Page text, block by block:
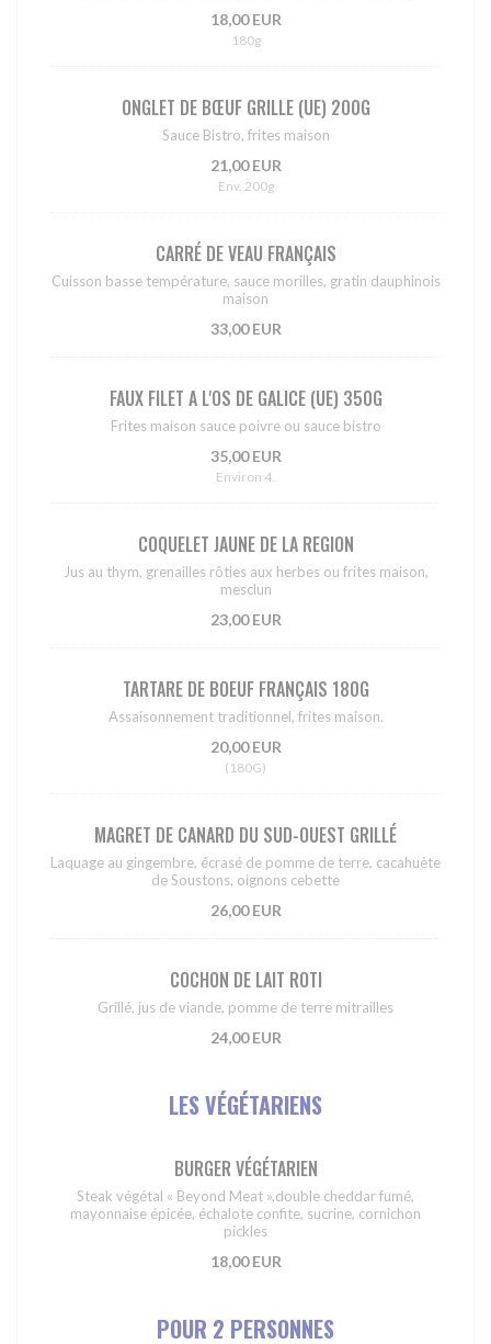
18,00 EUR
180g
ONGLET DE BŒUF GRILLE (UE) 200G
Sauce Bistro, frites maison
21,00 EUR
Env. 200g
CARRÉ DE VEAU FRANÇAIS
Cuisson basse température, sauce morilles, gratin dauphinois
maison
33,00 EUR
FAUX FILET A L'OS DE GALICE (UE) 350G
Frites maison sauce poivre ou sauce bistro
35,00 EUR
Environ 4.
COQUELET JAUNE DE LA REGION
Jus au thym, grenailles rôties aux herbes ou frites maison,
mesclun
23,00 EUR
TARTARE DE BOEUF FRANÇAIS 180G
Assaisonnement traditionnel, frites maison.
20,00 EUR
(180G)
MAGRET DE CANARD DU SUD-OUEST GRILLÉ
Laquage au gingembre, écrasé de pomme de terre, cacahuète
de Soustons, oignons cebette
26,00 EUR
COCHON DE LAIT ROTI
Grillé, jus de viande, pomme de terre mitrailles
24,00 EUR
LES VÉGÉTARIENS
BURGER VÉGÉTARIEN
Steak végétal « Beyond Meat »,double cheddar fumé,
mayonnaise épicée, échalote confite, sucrine, cornichon
pickles
18,00 EUR
POUR 2 PERSONNES